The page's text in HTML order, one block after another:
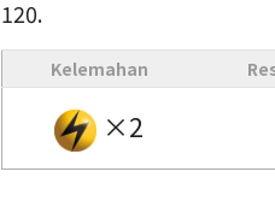
120.
Kelemahan
×2